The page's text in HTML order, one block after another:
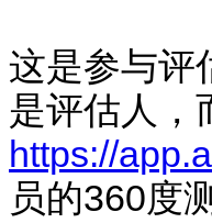
这是参与评
是评估人，
https://
员的360度